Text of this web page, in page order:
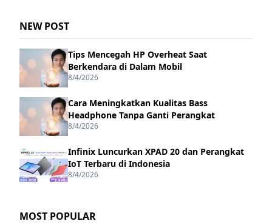
NEW POST
Tips Mencegah HP Overheat Saat
Berkendara di Dalam Mobil
8/4/2026
Cara Meningkatkan Kualitas Bass
Headphone Tanpa Ganti Perangkat
8/4/2026
Infinix Luncurkan XPAD 20 dan Perangkat
IoT Terbaru di Indonesia
8/4/2026
MOST POPULAR